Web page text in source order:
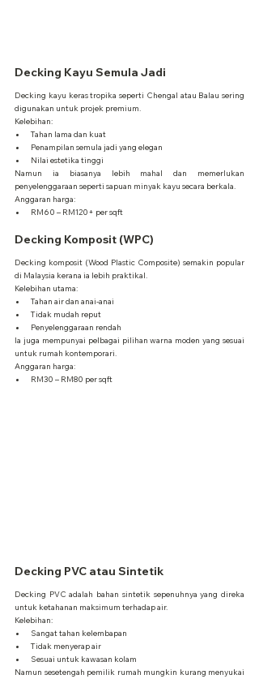
Decking Kayu Semula Jadi
Decking kayu keras tropika seperti Chengal atau Balau sering
digunakan untuk projek premium.
Kelebihan:
Tahan lama dan kuat
Penampilan semula jadi yang elegan
Nilai estetika tinggi
Namun ia biasanya lebih mahal dan memerlukan
penyelenggaraan seperti sapuan minyak kayu secara berkala.
Anggaran harga:
RM60 – RM120+ per sqft
Decking Komposit (WPC)
Decking komposit (Wood Plastic Composite) semakin popular
di Malaysia kerana ia lebih praktikal.
Kelebihan utama:
Tahan air dan anai-anai
Tidak mudah reput
Penyelenggaraan rendah
Ia juga mempunyai pelbagai pilihan warna moden yang sesuai
untuk rumah kontemporari.
Anggaran harga:
RM30 – RM80 per sqft
Decking PVC atau Sintetik
Decking PVC adalah bahan sintetik sepenuhnya yang direka
untuk ketahanan maksimum terhadap air.
Kelebihan:
Sangat tahan kelembapan
Tidak menyerap air
Sesuai untuk kawasan kolam
Namun sesetengah pemilik rumah mungkin kurang menyukai